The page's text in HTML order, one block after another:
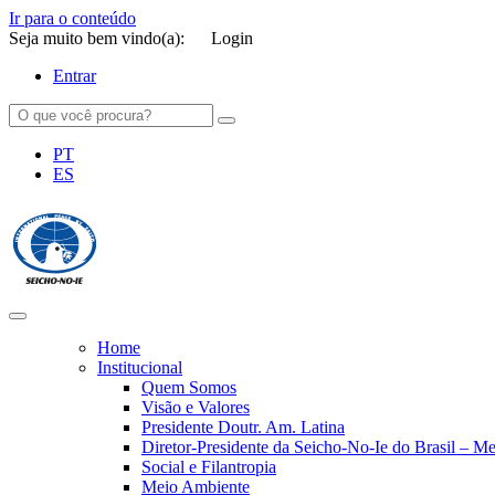
Ir para o conteúdo
Seja muito bem vindo(a):
Login
Entrar
PT
ES
Home
Institucional
Quem Somos
Visão e Valores
Presidente Doutr. Am. Latina
Diretor-Presidente da Seicho-No-Ie do Brasil –
Social e Filantropia
Meio Ambiente